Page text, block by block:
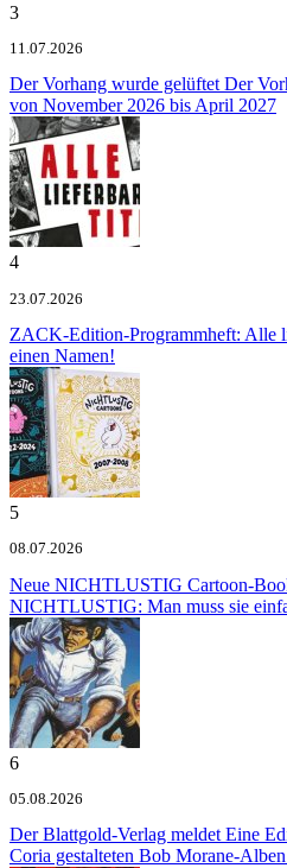
3
11.07.2026
Der Vorhang wurde gelüftetDer
von November 2026 bis April 2027
4
23.07.2026
ZACK-Edition-Programmheft: Alle
einen Namen!
5
08.07.2026
Neue NICHTLUSTIG Cartoon-
NICHTLUSTIG: Man muss sie
6
05.08.2026
Der Blattgold-Verlag meldet Eine
Coria gestalteten Bob Morane-